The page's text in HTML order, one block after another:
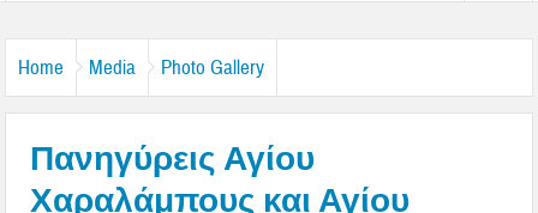
Home Media Photo Gallery
Πανηγύρεις Αγίου
Χαραλάμπους και Αγίου